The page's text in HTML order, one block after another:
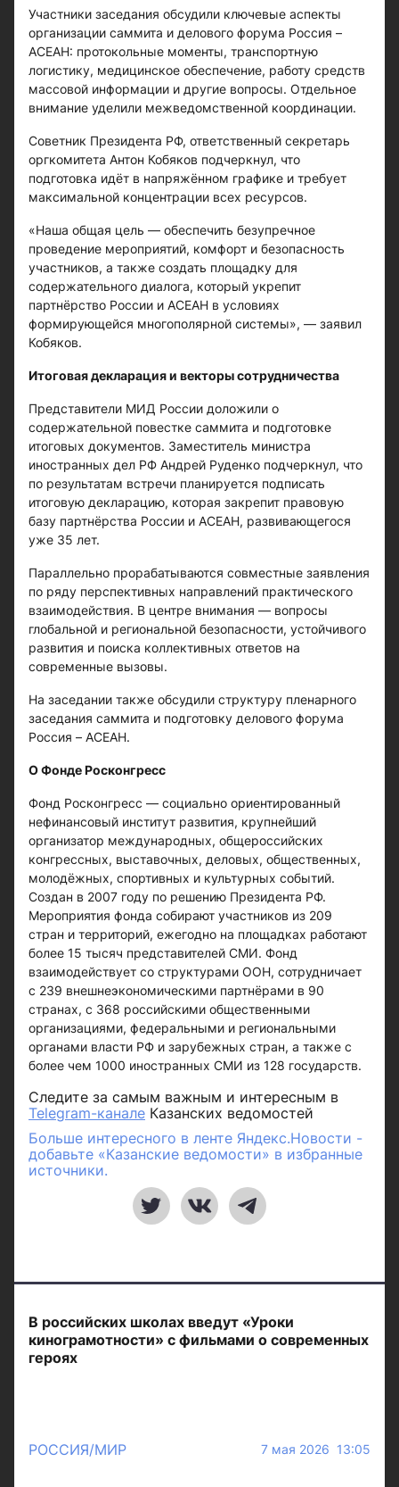
Участники заседания обсудили ключевые аспекты
организации саммита и делового форума Россия –
АСЕАН: протокольные моменты, транспортную
логистику, медицинское обеспечение, работу средств
массовой информации и другие вопросы. Отдельное
внимание уделили межведомственной координации.
Советник Президента РФ, ответственный секретарь
оргкомитета Антон Кобяков подчеркнул, что
подготовка идёт в напряжённом графике и требует
максимальной концентрации всех ресурсов.
«Наша общая цель — обеспечить безупречное
проведение мероприятий, комфорт и безопасность
участников, а также создать площадку для
содержательного диалога, который укрепит
партнёрство России и АСЕАН в условиях
формирующейся многополярной системы», — заявил
Кобяков.
Итоговая декларация и векторы сотрудничества
Представители МИД России доложили о
содержательной повестке саммита и подготовке
итоговых документов. Заместитель министра
иностранных дел РФ Андрей Руденко подчеркнул, что
по результатам встречи планируется подписать
итоговую декларацию, которая закрепит правовую
базу партнёрства России и АСЕАН, развивающегося
уже 35 лет.
Параллельно прорабатываются совместные заявления
по ряду перспективных направлений практического
взаимодействия. В центре внимания — вопросы
глобальной и региональной безопасности, устойчивого
развития и поиска коллективных ответов на
современные вызовы.
На заседании также обсудили структуру пленарного
заседания саммита и подготовку делового форума
Россия – АСЕАН.
О Фонде Росконгресс
Фонд Росконгресс — социально ориентированный
нефинансовый институт развития, крупнейший
организатор международных, общероссийских
конгрессных, выставочных, деловых, общественных,
молодёжных, спортивных и культурных событий.
Создан в 2007 году по решению Президента РФ.
Мероприятия фонда собирают участников из 209
стран и территорий, ежегодно на площадках работают
более 15 тысяч представителей СМИ. Фонд
взаимодействует со структурами ООН, сотрудничает
с 239 внешнеэкономическими партнёрами в 90
странах, с 368 российскими общественными
организациями, федеральными и региональными
органами власти РФ и зарубежных стран, а также с
более чем 1000 иностранных СМИ из 128 государств.
Следите за самым важным и интересным в
Telegram-канале Казанских ведомостей
Больше интересного в ленте Яндекс.Новости -
добавьте «Казанские ведомости» в избранные
источники.
В российских школах введут «Уроки
кинограмотности» с фильмами о современных
героях
РОССИЯ/МИР 7 мая 2026 13:05